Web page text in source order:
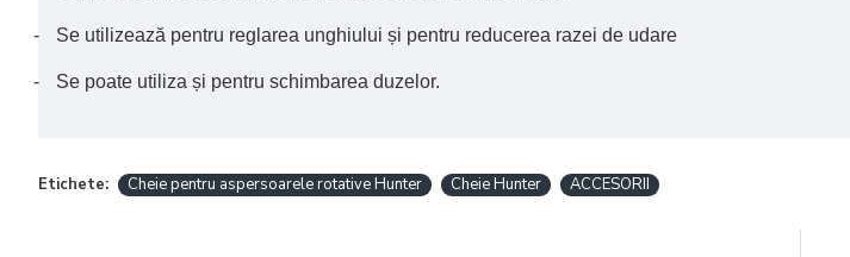
- Se utilizează pentru reglarea unghiului și pentru reducerea razei de udare
- Se poate utiliza și pentru schimbarea duzelor.
Etichete: Cheie pentru aspersoarele rotative Hunter Cheie Hunter ACCESORII